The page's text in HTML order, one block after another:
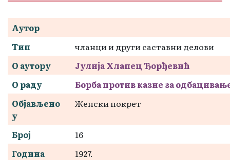
Аутор
Тип
чланци и други саставни делови
О аутору
Јулија Хлапец Ђорђевић
О раду
Борба против казне за
Објављено
у
Женски покрет
Број
16
Година
1927.